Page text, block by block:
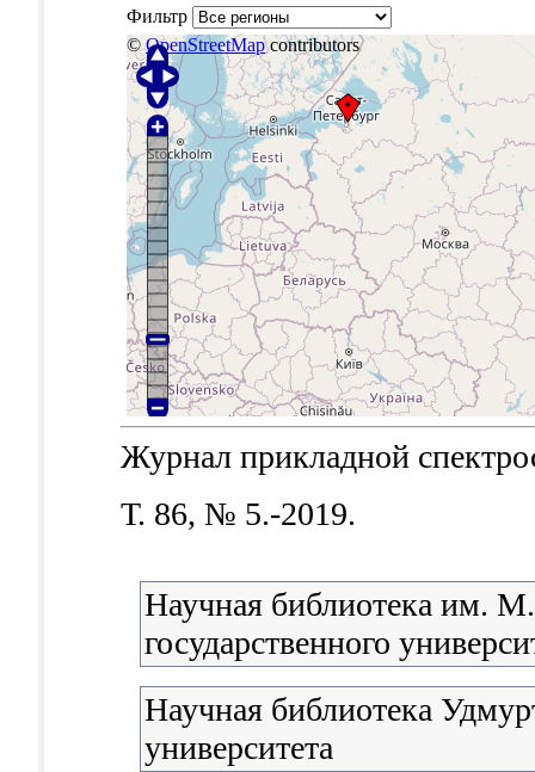
Фильтр
©OpenStreetMapcontributors
Журнал прикладной
Т. 86, № 5.-2019.
Научная библиотека им.
государственного
Научная библиотека
университета